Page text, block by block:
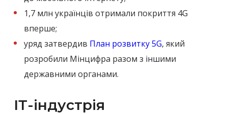
1,7 млн українців отримали покриття 4G
вперше;
уряд затвердив План розвитку 5G, який
розробили Мінцифра разом з іншими
державними органами.
ІТ-індустрія